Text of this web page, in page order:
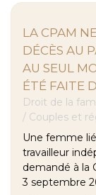
LA CPAM
DÉCÈS AU
AU SEUL
ÉTÉ FAITE
Droit de la
/ Couples et
Une femme
travailleur
demandé à la
3 septembre